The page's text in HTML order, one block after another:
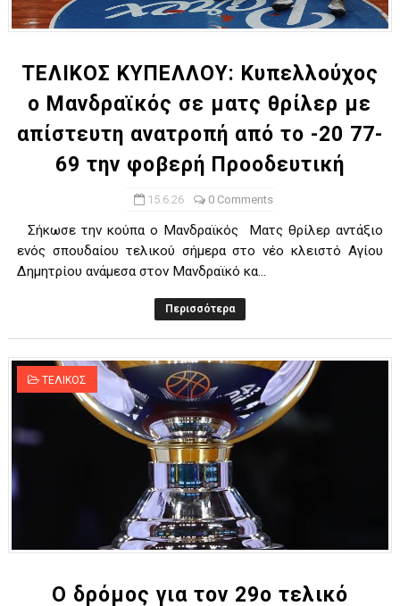
ΧΡΟΝΙΑ ΠΟΛΛΑ ΣΤΟ ΕΛΛΗΝΙΚΟ ΜΠΑΣΚΕΤ : 39Η ΕΠΕΤΕΙΟΣ ΑΠΟ
Ο δρόμος για τον 29ο τελικό κυπέλλου ανδρών ΕΣΚΑΝΑ
U21: Τεράστια πρόκριση για τον Πανελευσινιακό στον
Γ΄ανδρών play offs : "Σκληρό" καρύδι η Φιλία Περάματος
TEΛΙΚΟΣ ΚΥΠΕΛΛΟΥ: Κυπελλούχος
ο Μανδραϊκός σε ματς θρίλερ με
απίστευτη ανατροπή από το -20 77-
69 την φοβερή Προοδευτική
15.6.26 0 Comments
Σήκωσε την κούπα ο Μανδραϊκός Ματς θρίλερ αντάξιο
ενός σπουδαίου τελικού σήμερα στο νέο κλειστό Αγίου
Δημητρίου ανάμεσα στον Μανδραϊκό κα...
Περισσότερα
ΤΕΛΙΚΟΣ
Ο δρόμος για τον 29ο τελικό